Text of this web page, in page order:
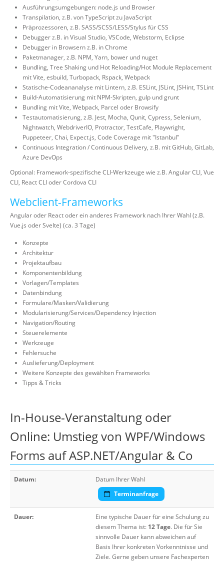
Ausführungsumgebungen: node.js und Browser
Transpilation, z.B. von TypeScript zu JavaScript
Präprozessoren, z.B. SASS/SCSS/LESS/Stylus für CSS
Debugger z.B. in Visual Studio, VSCode, Webstorm, Eclipse
Debugger in Browsern z.B. in Chrome
Paketmanager, z.B. NPM, Yarn, bower und nuget
Bundling, Tree Shaking und Hot Reloading/Hot Module Replacement
mit Vite, esbuild, Turbopack, Rspack, Webpack
Statische-Codeananalyse mit Lintern, z.B. ESLint, JSLint, JSHint, TSLint
Build-Automatisierung mit NPM-Skripten, gulp und grunt
Bundling mit Vite, Webpack, Parcel oder Browsify
Testautomatisierung, z.B. Jest, Mocha, Qunit, Cypress, Selenium,
Nightwatch, WebdriverIO, Protractor, TestCafe, Playwright,
Puppeteer, Chai, Expect.js, Code Coverage mit "Istanbul"
Continuous Integration / Continuous Delivery, z.B. mit GitHub, GitLab,
Azure DevOps
Optional: Framework-spezifische CLI-Werkzeuge wie z.B. Angular CLI, Vue
CLI, React CLI oder Cordova CLI
Webclient-Frameworks
Angular oder React oder ein anderes Framework nach Ihrer Wahl (z.B.
Vue.js oder Svelte) (ca. 3 Tage)
Konzepte
Architektur
Projektaufbau
Komponentenbildung
Vorlagen/Templates
Datenbindung
Formulare/Masken/Validierung
Modularisierung/Services/Dependency Injection
Navigation/Routing
Steuerelemente
Werkzeuge
Fehlersuche
Auslieferung/Deployment
Weitere Konzepte des gewählten Frameworks
Tipps & Tricks
In-House-Veranstaltung oder
Online: Umstieg von WPF/Windows
Forms auf ASP.NET/Angular & Co
Datum:
Datum Ihrer Wahl
Terminanfrage
Dauer:
Eine typische Dauer für eine Schulung zu
diesem Thema ist: 12 Tage. Die für Sie
sinnvolle Dauer kann abweichen auf
Basis Ihrer konkreten Vorkenntnisse und
Ziele. Gerne geben unsere Fachexperten